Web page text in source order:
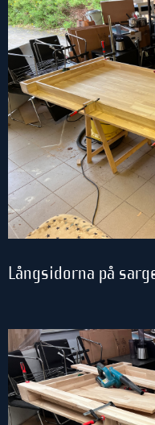
Långsidorna på